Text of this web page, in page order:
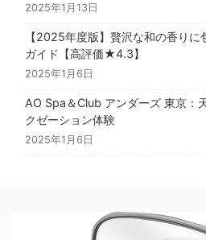
2025年1月13日
【2025年度版】贅沢な和の香り
ガイド【高評価★4.3】
2025年1月6日
AO Spa＆Club アンダーズ 東京：
クゼーション体験
2025年1月6日